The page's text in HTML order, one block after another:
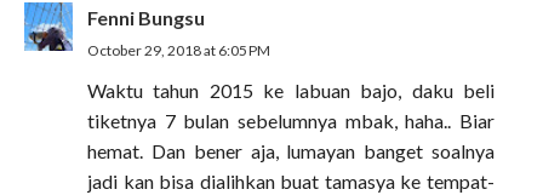
Fenni Bungsu
October 29, 2018 at 6:05 PM
Waktu tahun 2015 ke labuan bajo, daku beli
tiketnya 7 bulan sebelumnya mbak, haha.. Biar
hemat. Dan bener aja, lumayan banget soalnya
jadi kan bisa dialihkan buat tamasya ke tempat-